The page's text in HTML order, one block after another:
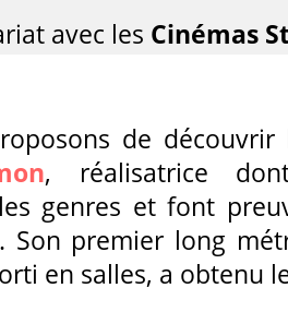
avec les Cinémas
de
, réalisatrice
genres et font
Son premier long
en salles, a obtenu